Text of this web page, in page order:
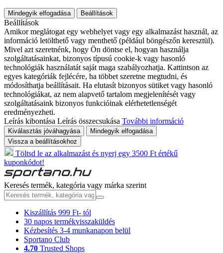
Mindegyik elfogadása Beállítások
Beállítások
Amikor meglátogat egy webhelyet vagy egy alkalmazást használ, az
információ letölthető vagy menthető (például böngészőn keresztül).
Mivel azt szeretnénk, hogy Ön döntse el, hogyan használja
szolgáltatásainkat, bizonyos típusú cookie-k vagy hasonló
technológiák használatát saját maga szabályozhatja. Kattintson az
egyes kategóriák fejlécére, ha többet szeretne megtudni, és
módosíthatja beállításait. Ha elutasít bizonyos sütiket vagy hasonló
technológiákat, az nem alapvető tartalom megjelenítését vagy
szolgáltatásaink bizonyos funkcióinak elérhetetlenségét
eredményezheti.
Leírás kibontása Leírás összecsukása További információ
Kiválasztás jóváhagyása
Mindegyik elfogadása
Vissza a beállításokhoz
Töltsd le az alkalmazást és nyerj egy 3500 Ft értékű
kuponkódot!
Keresés termék, kategória vagy márka szerint
Kiszállítás 999 Ft- tól
30 napos termékvisszaküldés
Kézbesítés 3-4 munkanapon belül
Sportano Club
4.70 Trusted Shops